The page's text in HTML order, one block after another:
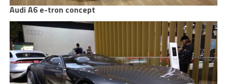
Audi A6 e-tron concept